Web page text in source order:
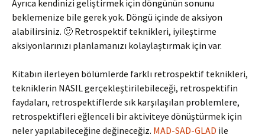
Ayrıca kendinizi geliştirmek için döngünün sonunu
beklemenize bile gerek yok. Döngü içinde de aksiyon
alabilirsiniz. 🙂 Retrospektif teknikleri, iyileştirme
aksiyonlarınızı planlamanızı kolaylaştırmak için var.
Kitabın ilerleyen bölümlerde farklı retrospektif teknikleri,
tekniklerin NASIL gerçekleştirilebileceği, retrospektifin
faydaları, retrospektiflerde sık karşılaşılan problemlere,
retrospektifleri eğlenceli bir aktiviteye dönüştürmek için
neler yapılabileceğine değineceğiz. MAD-SAD-GLAD ile